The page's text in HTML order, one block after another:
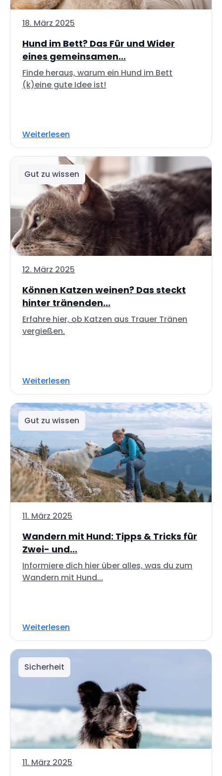
18. März 2025
Hund im Bett? Das Für und Wider
eines gemeinsamen...
Finde heraus, warum ein Hund im Bett
(k)eine gute Idee ist!
Weiterlesen
Gut zu wissen
12. März 2025
Können Katzen weinen? Das steckt
hinter tränenden...
Erfahre hier, ob Katzen aus Trauer Tränen
vergießen.
Weiterlesen
Gut zu wissen
11. März 2025
Wandern mit Hund: Tipps & Tricks für
Zwei- und...
Informiere dich hier über alles, was du zum
Wandern mit Hund...
Weiterlesen
Sicherheit
11. März 2025